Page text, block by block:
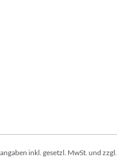
inkl. gesetzl. MwSt. und zzgl.